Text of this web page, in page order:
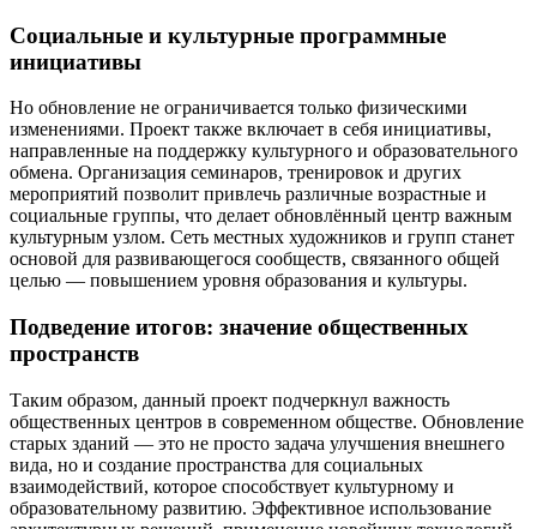
Социальные и культурные программные
инициативы
Но обновление не ограничивается только физическими
изменениями. Проект также включает в себя инициативы,
направленные на поддержку культурного и образовательного
обмена. Организация семинаров, тренировок и других
мероприятий позволит привлечь различные возрастные и
социальные группы, что делает обновлённый центр важным
культурным узлом. Сеть местных художников и групп станет
основой для развивающегося сообществ, связанного общей
целью — повышением уровня образования и культуры.
Подведение итогов: значение общественных
пространств
Таким образом, данный проект подчеркнул важность
общественных центров в современном обществе. Обновление
старых зданий — это не просто задача улучшения внешнего
вида, но и создание пространства для социальных
взаимодействий, которое способствует культурному и
образовательному развитию. Эффективное использование